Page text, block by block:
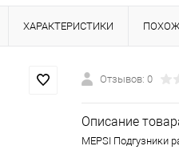
ХАРАКТЕРИСТИКИ
Отзывов: 0
Описание
MEPSI Подгузники